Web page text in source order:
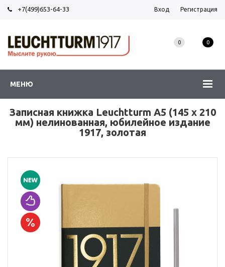
+7(499)653-64-33 Вход Регистрация
МЕНЮ
0 0
Записная книжка Leuchtturm A5 (145 x 210
мм) нелинованная, юбилейное издание
1917, золотая